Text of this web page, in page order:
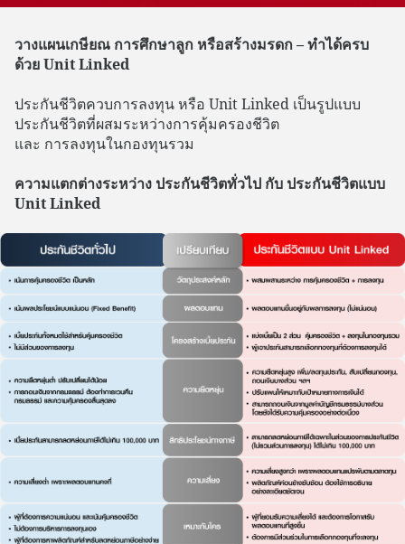
วางแผนเกษียณ การศึกษาลูก หรือสร้างมรดก – ทำได้ครบ
ด้วย Unit Linked
ประกันชีวิตควบการลงทุน หรือ Unit Linked เป็นรูปแบบ
ประกันชีวิตที่ผสมระหว่างการคุ้มครองชีวิต
และ การลงทุนในกองทุนรวม
ความแตกต่างระหว่าง ประกันชีวิตทั่วไป กับ ประกันชีวิตแบบ
Unit Linked